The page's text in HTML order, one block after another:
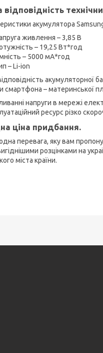
відповідність
акумулятора
живлення – 3,85 В
– 19,25 Вт*год
– 5000 мА*год
– Li-ion
акумуляторної
смартфона – материнської
напруги в мережі
ресурс різко
ціна придбання.
перевага, яку вам
розцінками на
міста країни.